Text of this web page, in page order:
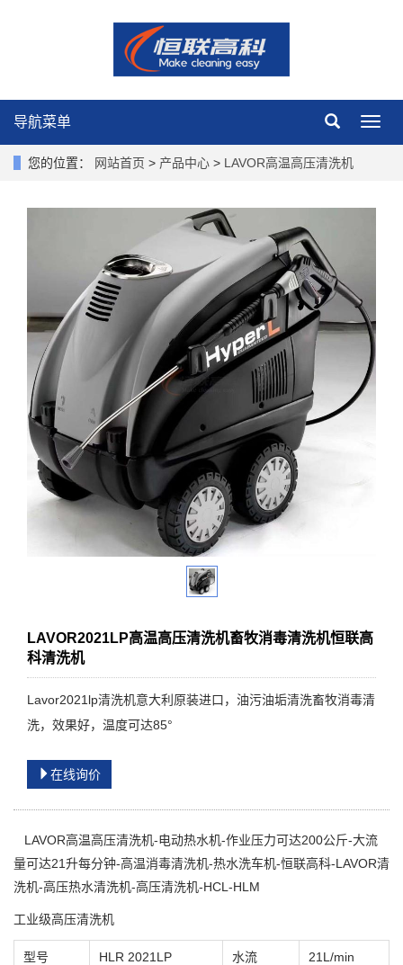
导
导航菜单
您的位置： 网站首页 > 产品中心 > LAVOR高温高压清洗机
LAVOR2021LP高温高压清洗机畜牧消毒清洗机恒联高
科清洗机
Lavor2021lp清洗机意大利原装进口，油污油垢清洗畜牧消毒清
洗，效果好，温度可达85°
在线询价
LAVOR高温高压清洗机-电动热水机-作业压力可达200公斤-大流
量可达21升每分钟-高温消毒清洗机-热水洗车机-恒联高科-LAVOR清
洗机-高压热水清洗机-高压清洗机-HCL-HLM
工业级高压清洗机
型号 HLR 2021LP 水流 21L/min